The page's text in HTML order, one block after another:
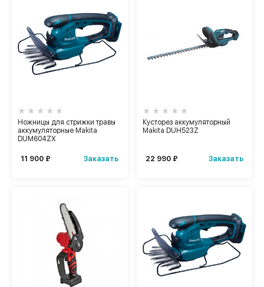
Ножницы для стрижки травы
аккумуляторные Makita
DUM604ZX
11 900 ₽ Заказать
Кусторез аккумуляторный
Makita DUH523Z
22 990 ₽ Заказать